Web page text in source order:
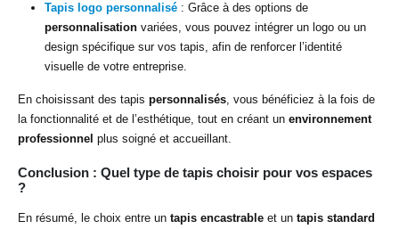
Tapis logo personnalisé: Grâce à des options de
personnalisationvariées, vous pouvez intégrer un logo ou un
design spécifique sur vos tapis, afin de renforcer l’identité
visuelle de votre entreprise.
En choisissant des tapis personnalisés, vous bénéficiez à la fois de
la fonctionnalité et de l’esthétique, tout en créant un environnement
professionnel plus soigné et accueillant.
Conclusion : Quel type de tapis choisir pour vos espaces
?
En résumé, le choix entre un tapis encastrable et un tapis standard